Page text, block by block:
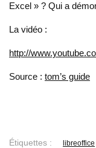
Excel » ? Qui a
La vidéo :
http://
Source : tom’s guide
Étiquettes : libreoffice